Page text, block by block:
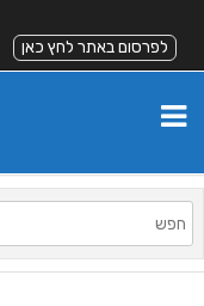
לפרסום באתר לחץ כאן